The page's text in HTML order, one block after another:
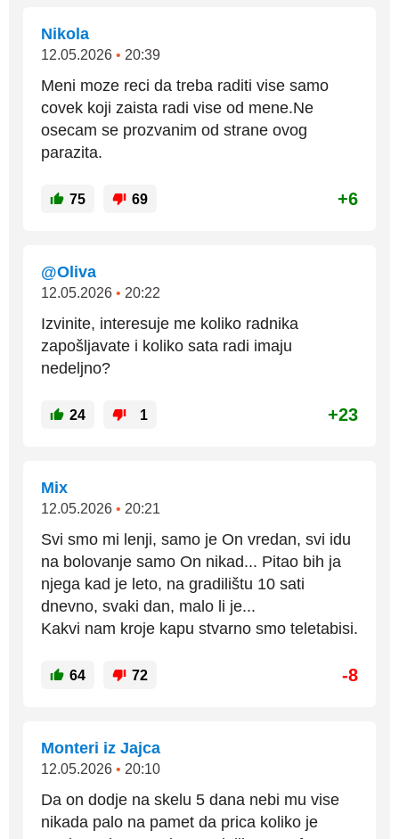
Nikola
12.05.2026 • 20:39
Meni moze reci da treba raditi vise samo
covek koji zaista radi vise od mene.Ne
osecam se prozvanim od strane ovog
parazita.
75 69 +6
@Oliva
12.05.2026 • 20:22
Izvinite, interesuje me koliko radnika
zapošljavate i koliko sata radi imaju
nedeljno?
24 1 +23
Mix
12.05.2026 • 20:21
Svi smo mi lenji, samo je On vredan, svi idu
na bolovanje samo On nikad... Pitao bih ja
njega kad je leto, na gradilištu 10 sati
dnevno, svaki dan, malo li je...
Kakvi nam kroje kapu stvarno smo teletabisi.
64 72 -8
Monteri iz Jajca
12.05.2026 • 20:10
Da on dodje na skelu 5 dana nebi mu vise
nikada palo na pamet da prica koliko je